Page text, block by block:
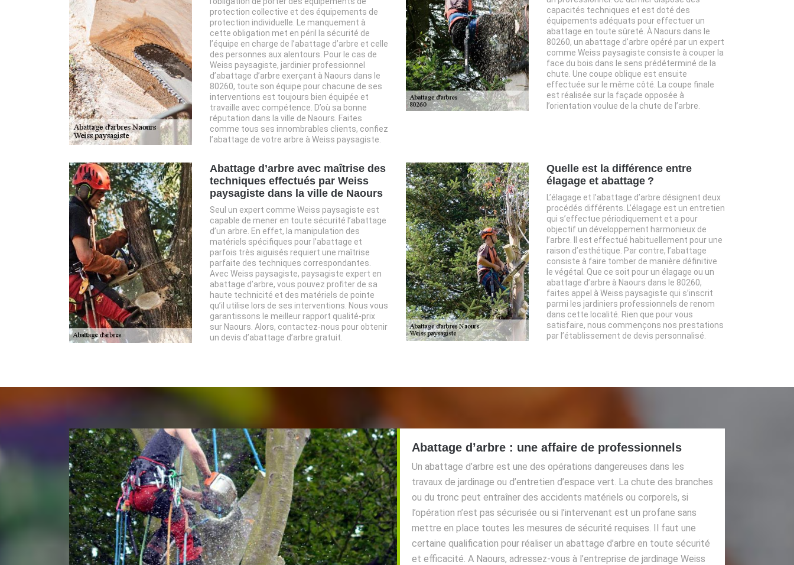
protection collective et des équipements de
protection individuelle. Le manquement à
cette obligation met en péril la sécurité de
l’équipe en charge de l’abattage d’arbre et celle
des personnes aux alentours. Pour le cas de
Weiss paysagiste, jardinier professionnel
d’abattage d’arbre exerçant à Naours dans le
80260, toute son équipe pour chacune de ses
interventions est toujours bien équipée et
travaille avec compétence. D’où sa bonne
réputation dans la ville de Naours. Faites
comme tous ses innombrables clients, confiez
l’abattage de votre arbre à Weiss paysagiste.
capacités techniques et est doté des
équipements adéquats pour effectuer un
abattage en toute sûreté. À Naours dans le
80260, un abattage d’arbre opéré par un expert
comme Weiss paysagiste consiste à couper la
face du bois dans le sens prédéterminé de la
chute. Une coupe oblique est ensuite
effectuée sur le même côté. La coupe finale
est réalisée sur la façade opposée à
l’orientation voulue de la chute de l’arbre.
Abattage d’arbre avec maîtrise des
techniques effectués par Weiss
paysagiste dans la ville de Naours
Seul un expert comme Weiss paysagiste est
capable de mener en toute sécurité l’abattage
d’un arbre. En effet, la manipulation des
matériels spécifiques pour l’abattage et
parfois très aiguisés requiert une maîtrise
parfaite des techniques correspondantes.
Avec Weiss paysagiste, paysagiste expert en
abattage d’arbre, vous pouvez profiter de sa
haute technicité et des matériels de pointe
qu’il utilise lors de ses interventions. Nous vous
garantissons le meilleur rapport qualité-prix
sur Naours. Alors, contactez-nous pour obtenir
un devis d’abattage d’arbre gratuit.
Quelle est la différence entre
élagage et abattage ?
L’élagage et l’abattage d’arbre désignent deux
procédés différents. L’élagage est un entretien
qui s’effectue périodiquement et a pour
objectif un développement harmonieux de
l’arbre. Il est effectué habituellement pour une
raison d’esthétique. Par contre, l’abattage
consiste à faire tomber de manière définitive
le végétal. Que ce soit pour un élagage ou un
abattage d’arbre à Naours dans le 80260,
faites appel à Weiss paysagiste qui s’inscrit
parmi les jardiniers professionnels de renom
dans cette localité. Rien que pour vous
satisfaire, nous commençons nos prestations
par l’établissement de devis personnalisé.
Abattage d’arbre : une affaire de professionnels
Un abattage d’arbre est une des opérations dangereuses dans les
travaux de jardinage ou d’entretien d’espace vert. La chute des branches
ou du tronc peut entraîner des accidents matériels ou corporels, si
l’opération n’est pas sécurisée ou si l’intervenant est un profane sans
mettre en place toutes les mesures de sécurité requises. Il faut une
certaine qualification pour réaliser un abattage d’arbre en toute sécurité
et efficacité. A Naours, adressez-vous à l’entreprise de jardinage Weiss